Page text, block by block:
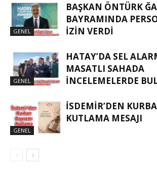
GENEL
BAŞKAN ÖNTÜRK
BAYRAMINDA
İZIN VERDI
GENEL
HATAY’DA SEL
MASATLI SAHADA
İNCELEMELERDE
GENEL
İSDEMIR’DEN
KUTLAMA MESAJI